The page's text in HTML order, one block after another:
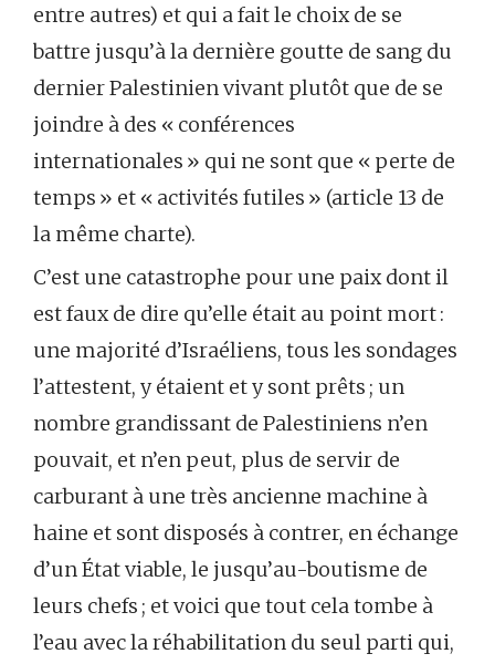
entre autres) et qui a fait le choix de se
battre jusqu’à la dernière goutte de sang du
dernier Palestinien vivant plutôt que de se
joindre à des « conférences
internationales » qui ne sont que « perte de
temps » et « activités futiles » (article 13 de
la même charte).
C’est une catastrophe pour une paix dont il
est faux de dire qu’elle était au point mort :
une majorité d’Israéliens, tous les sondages
l’attestent, y étaient et y sont prêts ; un
nombre grandissant de Palestiniens n’en
pouvait, et n’en peut, plus de servir de
carburant à une très ancienne machine à
haine et sont disposés à contrer, en échange
d’un État viable, le jusqu’au-boutisme de
leurs chefs ; et voici que tout cela tombe à
l’eau avec la réhabilitation du seul parti qui,